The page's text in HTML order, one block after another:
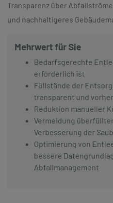
Transparenz über
und nachhaltigeres
Mehrwert für Sie
Bedarfsgerechte
erforderlich ist
Füllstände der
transparent und
Reduktion manueller
Vermeidung
Verbesserung der
Optimierung von
bessere
Abfallmanagement